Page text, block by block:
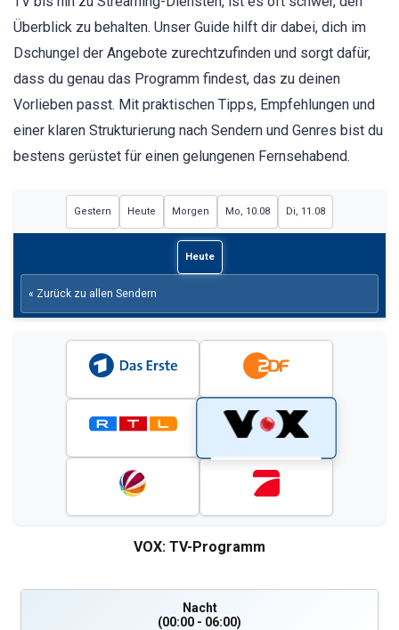
Überblick zu behalten. Unser Guide hilft dir dabei, dich im
Dschungel der Angebote zurechtzufinden und sorgt dafür,
dass du genau das Programm findest, das zu deinen
Vorlieben passt. Mit praktischen Tipps, Empfehlungen und
einer klaren Strukturierung nach Sendern und Genres bist du
bestens gerüstet für einen gelungenen Fernsehabend.
Gestern Heute Morgen Mo, 10.08 Di, 11.08
Heute
« Zurück zu allen Sendern
VOX: TV-Programm
Nacht
(00:00 - 06:00)